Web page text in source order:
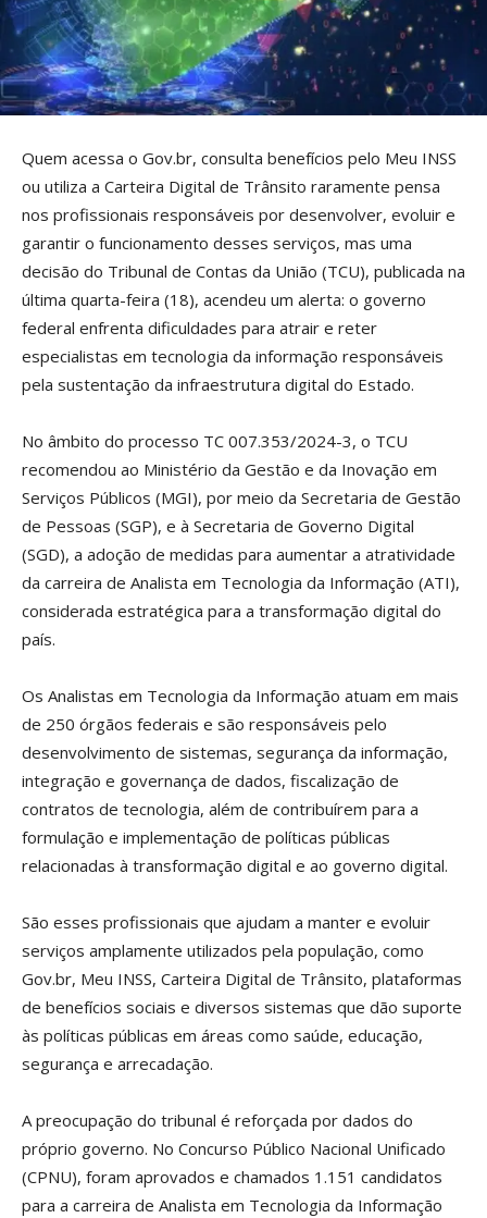
Quem acessa o Gov.br, consulta benefícios pelo Meu INSS
ou utiliza a Carteira Digital de Trânsito raramente pensa
nos profissionais responsáveis por desenvolver, evoluir e
garantir o funcionamento desses serviços, mas uma
decisão do Tribunal de Contas da União (TCU), publicada na
última quarta-feira (18), acendeu um alerta: o governo
federal enfrenta dificuldades para atrair e reter
especialistas em tecnologia da informação responsáveis
pela sustentação da infraestrutura digital do Estado.
No âmbito do processo TC 007.353/2024-3, o TCU
recomendou ao Ministério da Gestão e da Inovação em
Serviços Públicos (MGI), por meio da Secretaria de Gestão
de Pessoas (SGP), e à Secretaria de Governo Digital
(SGD), a adoção de medidas para aumentar a atratividade
da carreira de Analista em Tecnologia da Informação (ATI),
considerada estratégica para a transformação digital do
país.
Os Analistas em Tecnologia da Informação atuam em mais
de 250 órgãos federais e são responsáveis pelo
desenvolvimento de sistemas, segurança da informação,
integração e governança de dados, fiscalização de
contratos de tecnologia, além de contribuírem para a
formulação e implementação de políticas públicas
relacionadas à transformação digital e ao governo digital.
São esses profissionais que ajudam a manter e evoluir
serviços amplamente utilizados pela população, como
Gov.br, Meu INSS, Carteira Digital de Trânsito, plataformas
de benefícios sociais e diversos sistemas que dão suporte
às políticas públicas em áreas como saúde, educação,
segurança e arrecadação.
A preocupação do tribunal é reforçada por dados do
próprio governo. No Concurso Público Nacional Unificado
(CPNU), foram aprovados e chamados 1.151 candidatos
para a carreira de Analista em Tecnologia da Informação